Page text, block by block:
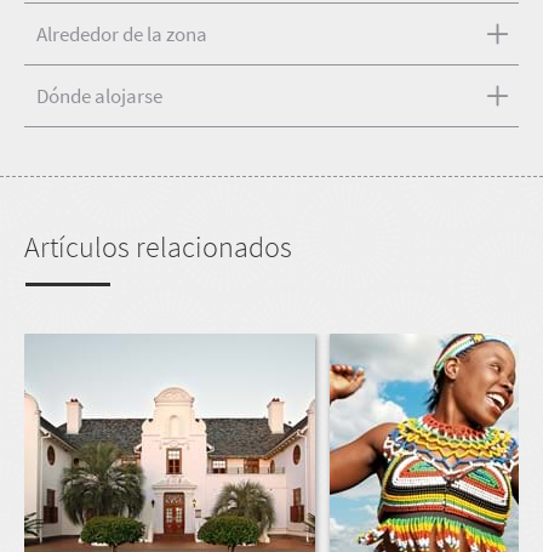
Alrededor de la zona
Dónde alojarse
Artículos relacionados